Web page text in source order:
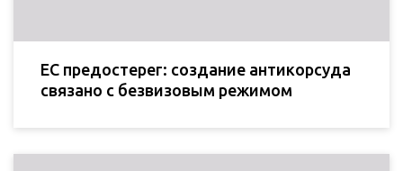
ЕС предостерег: создание антикорсуда
связано с безвизовым режимом